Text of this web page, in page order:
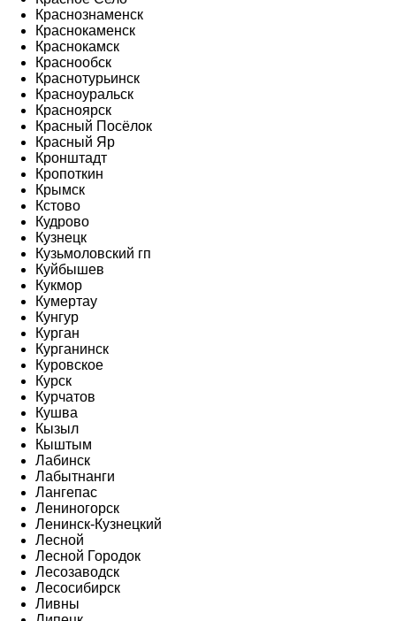
Краснознаменск
Краснокаменск
Краснокамск
Краснообск
Краснотурьинск
Красноуральск
Красноярск
Красный Посёлок
Красный Яр
Кронштадт
Кропоткин
Крымск
Кстово
Кудрово
Кузнецк
Кузьмоловский гп
Куйбышев
Кукмор
Кумертау
Кунгур
Курган
Курганинск
Куровское
Курск
Курчатов
Кушва
Кызыл
Кыштым
Лабинск
Лабытнанги
Лангепас
Лениногорск
Ленинск-Кузнецкий
Лесной
Лесной Городок
Лесозаводск
Лесосибирск
Ливны